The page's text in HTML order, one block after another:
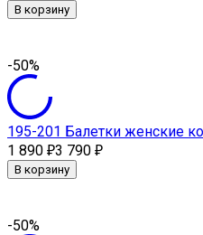
В корзину
-50%
195-201 Балетки женские
1 890 ₽3 790 ₽
В корзину
-50%